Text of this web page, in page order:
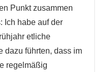
Punkt zusammen
Ich habe auf der
etliche
dazu führten, dass im
regelmäßig